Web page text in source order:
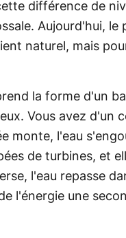
différence de
Aujourd'hui, le
naturel, mais
la forme d'un
Vous avez d'un
monte, l'eau
de turbines, et
l'eau repasse
l'énergie une